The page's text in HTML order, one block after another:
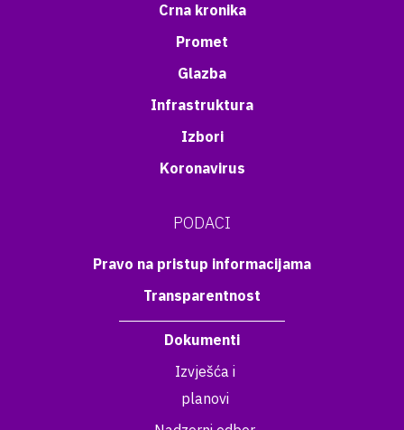
Crna kronika
Promet
Glazba
Infrastruktura
Izbori
Koronavirus
PODACI
Pravo na pristup informacijama
Transparentnost
Dokumenti
Izvješća i
planovi